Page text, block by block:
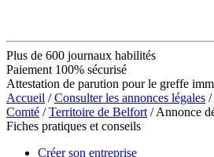
Plus de 600 journaux habilités
Paiement 100% sécurisé
Attestation de parution pour le greffe
Accueil /Consulter les annonces légales /
Comté /Territoire de Belfort / Annonce
Fiches pratiques et conseils
Créer son entreprise